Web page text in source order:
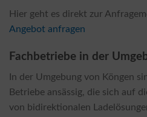
Hier geht es direkt zur
Angebot anfragen
Fachbetriebe in der
In der Umgebung von Köngen
Betriebe ansässig, die sich auf
von bidirektionalen